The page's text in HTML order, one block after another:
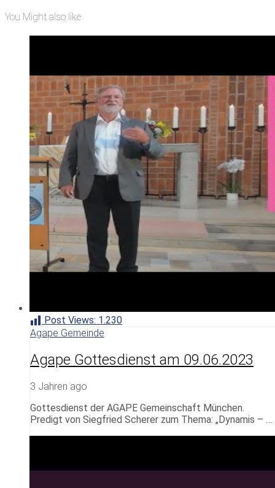
You Might also like
Post Views: 1.230
Agape Gemeinde
Agape Gottesdienst am 09.06.2023
3 Jahren ago
Gottesdienst der AGAPE Gemeinschaft München.
Predigt von Siegfried Scherer zum Thema: „Dynamis – …